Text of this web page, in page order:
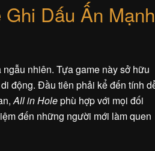
Dấu Ấn Mạnh
ngẫu nhiên. Tựa game này sở hữu
động. Đầu tiên phải kể đến tính
All in Holephù hợp với mọi đối
đến những người mới làm quen